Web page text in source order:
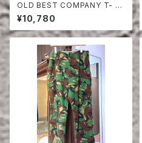
OLD BEST COMPANY T- S
HIRT
¥10,780